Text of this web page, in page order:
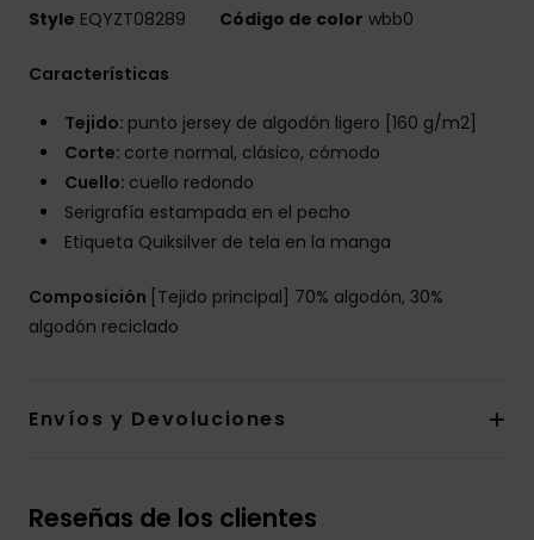
Style EQYZT08289 Código de color wbb0
Características
Tejido: punto jersey de algodón ligero [160 g/m2]
Corte: corte normal, clásico, cómodo
Cuello: cuello redondo
Serigrafía estampada en el pecho
Etiqueta Quiksilver de tela en la manga
Composición [Tejido principal] 70% algodón, 30%
algodón reciclado
Envíos y Devoluciones
Reseñas de los clientes